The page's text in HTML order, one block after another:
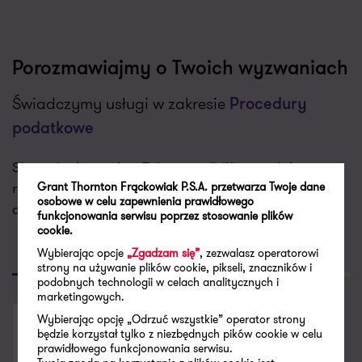
Porozmawiajmy o Twoich wyzwaniach
Świadczymy usługi w zakresie Procedury
podatkowe
Skontaktujemy się z Tobą w najbliższym dniu
roboczym aby porozmawiać o Twoich potrzebach i
dopasować do nich naszą ofertę.
Skontaktuj się Poproś o kontakt
SKONTAKTUJ SIĘ
Grant Thornton Frąckowiak P.S.A. przetwarza Twoje dane
osobowe w celu zapewnienia prawidłowego
funkcjonowania serwisu poprzez stosowanie plików
cookie.
Wybierając opcje„Zgadzam się”, zezwalasz operatorowi
strony na używanie plików cookie, pikseli, znaczników i
podobnych technologii w celach analitycznych i
marketingowych.
Wybierając opcję „Odrzuć wszystkie” operator strony
będzie korzystał tylko z niezbędnych pików cookie w celu
prawidłowego funkcjonowania serwisu.